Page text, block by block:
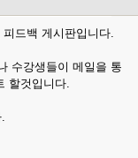
드백 게시판입니다.
수강생들이 메일을 통
할것입니다.